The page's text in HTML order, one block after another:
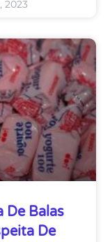
2023
De Balas
De